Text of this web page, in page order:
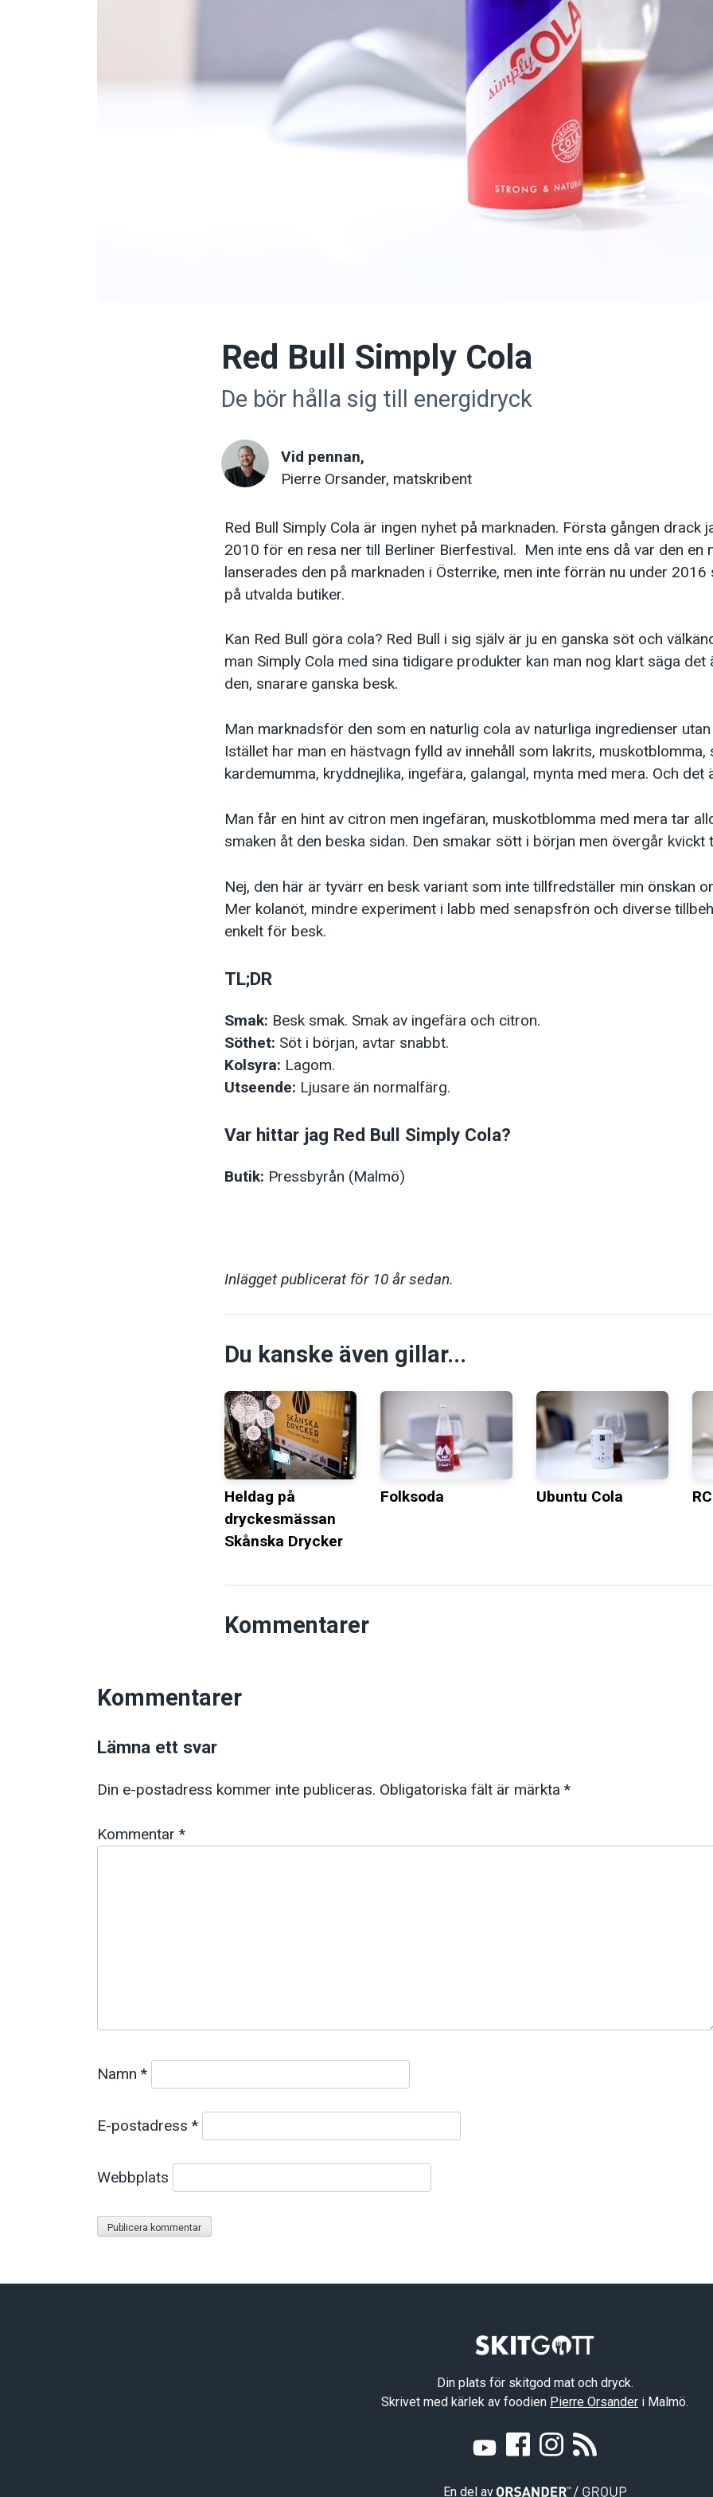
Red Bull Simply Cola
De bör hålla sig till energidryck
Vid pennan,
Pierre Orsander, matskribent
Red Bull Simply Cola är ingen nyhet på marknaden. Första gången drack
2010 för en resa ner till Berliner Bierfestival. Men inte ens då var den en
lanserades den på marknaden i Österrike, men inte förrän nu under 2016
på utvalda butiker.
Kan Red Bull göra cola? Red Bull i sig själv är ju en ganska söt och
man Simply Cola med sina tidigare produkter kan man nog klart säga
den, snarare ganska besk.
Man marknadsför den som en naturlig cola av naturliga ingredienser
Istället har man en hästvagn fylld av innehåll som lakrits, muskotblomma,
kardemumma, kryddnejlika, ingefära, galangal, mynta med mera. Och det
Man får en hint av citron men ingefäran, muskotblomma med mera tar
smaken åt den beska sidan. Den smakar sött i början men övergår kvickt
Nej, den här är tyvärr en besk variant som inte tillfredställer min önskan
Mer kolanöt, mindre experiment i labb med senapsfrön och diverse
enkelt för besk.
TL;DR
Smak: Besk smak. Smak av ingefära och citron.
Söthet: Söt i början, avtar snabbt.
Kolsyra: Lagom.
Utseende: Ljusare än normalfärg.
Var hittar jag Red Bull Simply Cola?
Butik: Pressbyrån (Malmö)
Inlägget publicerat för 10 år sedan.
Du kanske även gillar...
Heldag på
dryckesmässan
Skånska Drycker
Folksoda Ubuntu Cola
Kommentarer
Kommentarer
Lämna ett svar
Din e-postadress kommer inte publiceras. Obligatoriska fält är märkta *
Kommentar *
Namn *
E-postadress *
Webbplats
Din plats för skitgod mat och dryck.
Skrivet med kärlek av foodien Pierre Orsander i Malmö.
En del av